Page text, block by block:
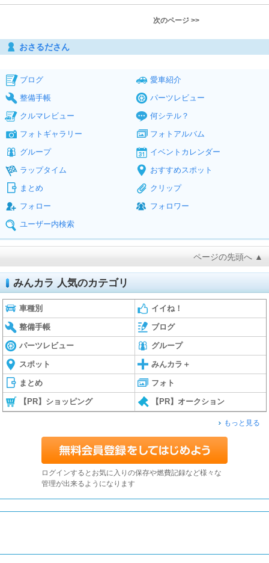
次のページ >>
おさるださん
ブログ
愛車紹介
整備手帳
パーツレビュー
クルマレビュー
何シテル？
フォトギャラリー
フォトアルバム
グループ
イベントカレンダー
ラップタイム
おすすめスポット
まとめ
クリップ
フォロー
フォロワー
ユーザー内検索
ページの先頭へ ▲
みんカラ 人気のカテゴリ
車種別 イイね！
整備手帳 ブログ
パーツレビュー グループ
スポット みんカラ＋
まとめ フォト
【PR】ショッピング 【PR】オークション
もっと見る
ログインするとお気に入りの保存や燃費記録など様々な
管理が出来るようになります